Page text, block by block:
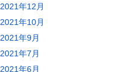
2021年12月
2021年10月
2021年9月
2021年7月
2021年6月